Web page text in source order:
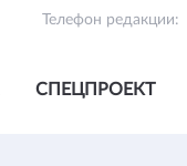
Телефон редакции:
СПЕЦПРОЕКТ